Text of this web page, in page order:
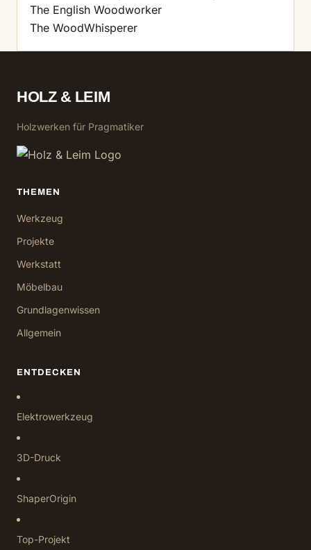
The English Woodworker
The WoodWhisperer
HOLZ & LEIM
Holzwerken für Pragmatiker
THEMEN
Werkzeug
Projekte
Werkstatt
Möbelbau
Grundlagenwissen
Allgemein
ENTDECKEN
Elektrowerkzeug
3D-Druck
ShaperOrigin
Top-Projekt